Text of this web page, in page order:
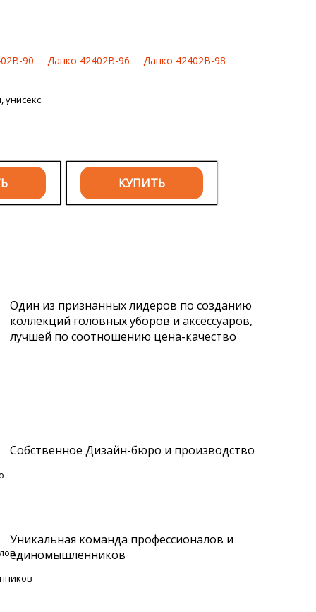
90 Данко 42402B-96 Данко 42402B-98
КУПИТЬ
Один из признанных лидеров по созданию
коллекций головных уборов и аксессуаров,
лучшей по соотношению цена-качество
Собственное Дизайн-бюро и производство
Уникальная команда профессионалов и
единомышленников